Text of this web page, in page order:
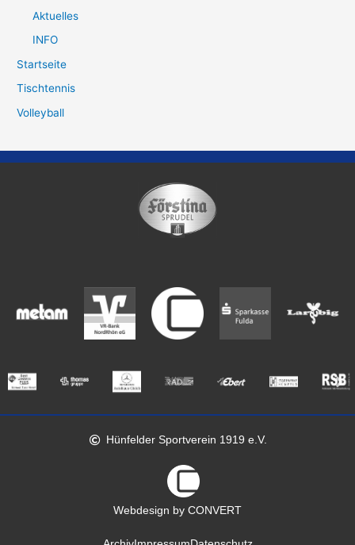
Aktuelles
INFO
Startseite
Tischtennis
Volleyball
Hünfelder Sportverein 1919 e.V.
Webdesign by CONVERT